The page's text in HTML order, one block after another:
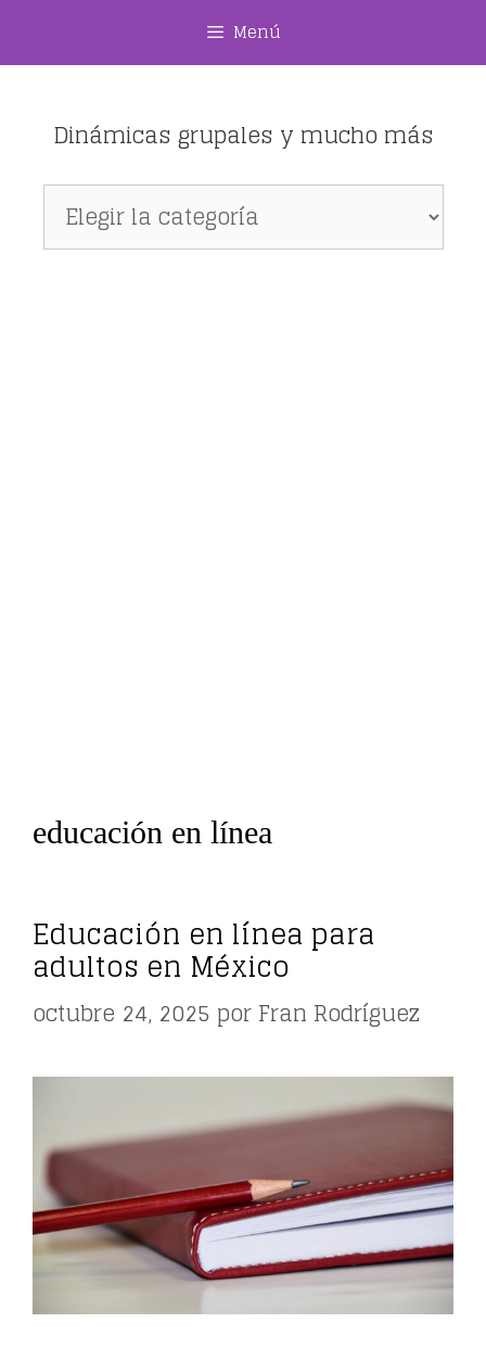
Menú
Dinámicas grupales y mucho más
Dinámicas
grupales
educación en línea
Educación en línea para
adultos en México
octubre 24, 2025 porFran Rodríguez